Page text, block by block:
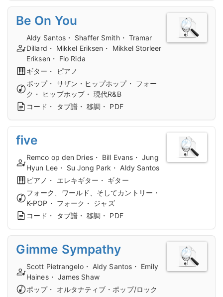
Be On You
Aldy Santos・ Shaffer Smith・ Tramar
Dillard・ Mikkel Eriksen・ Mikkel Storleer
Eriksen・ Flo Rida
ギター・ ピアノ
ポップ・ サザン・ヒップホップ・ フォー
ク・ ヒップホップ・ 現代R&B
コード・ タブ譜・ 移調・ PDF
five
Remco op den Dries・ Bill Evans・ Jung
Hyun Lee・ Su Jong Park・ Aldy Santos
ピアノ・ エレキギター・ ギター
フォーク、ワールド、そしてカントリー・
K-POP・ フォーク・ ジャズ
コード・ タブ譜・ 移調・ PDF
Gimme Sympathy
Scott Pietrangelo・ Aldy Santos・ Emily
Haines・ James Shaw
ポップ・ オルタナティブ・ポップ/ロック